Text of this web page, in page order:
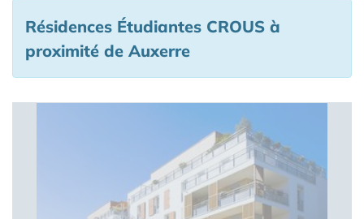
Résidences Étudiantes CROUS à
proximité de Auxerre